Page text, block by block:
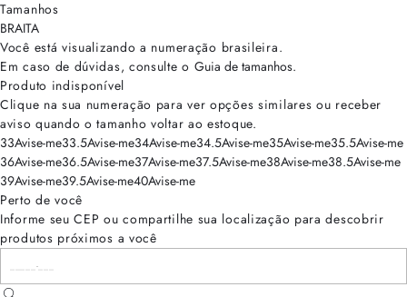
Tamanhos
BRAITA
Você está visualizando a numeração brasileira.
Em caso de dúvidas, consulte o Guia de tamanhos.
Produto indisponível
Clique na sua numeração para ver opções similares ou receber
aviso quando o tamanho voltar ao estoque.
33Avise-me33.5Avise-me34Avise-me34.5Avise-me35Avise-me35.5Avise-me
36Avise-me36.5Avise-me37Avise-me37.5Avise-me38Avise-me38.5Avise-me
39Avise-me39.5Avise-me40Avise-me
Perto de você
Informe seu CEP ou compartilhe sua localização para descobrir
produtos próximos a você